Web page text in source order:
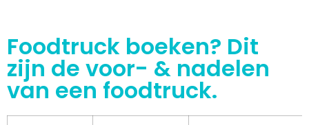
Foodtruck boeken? Dit
zijn de voor- & nadelen
van een foodtruck.